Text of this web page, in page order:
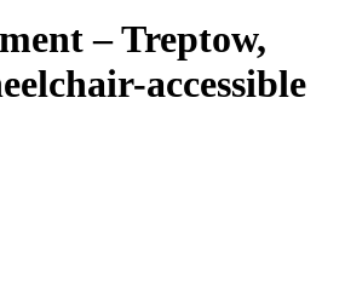
– Treptow,
accessible